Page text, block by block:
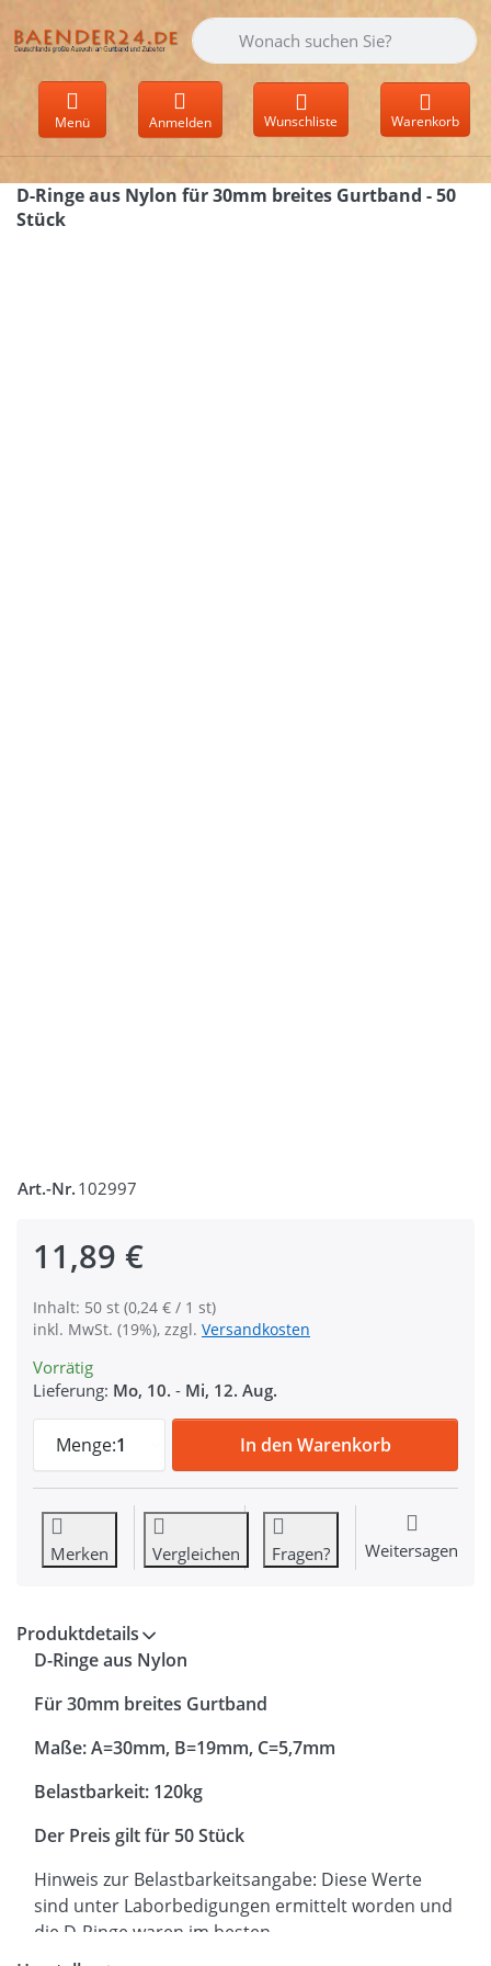
Geben Sie einen Suchbegriff ein.
Menü Anmelden Wunschliste Warenkorb
D-Ringe aus Nylon für 30mm breites Gurtband - 50
Stück
Art.-Nr. 102997
11,89 €
Inhalt: 50 st (0,24 € / 1 st)
inkl. MwSt. (19%), zzgl. Versandkosten
Vorrätig
Lieferung: Mo, 10. - Mi, 12. Aug.
Menge:1
D-Ringe aus Nylon für 30mm breites
In den Warenkorb
Merken Vergleichen Fragen? Weitersagen
Produktdetails
D-Ringe aus Nylon
Für 30mm breites Gurtband
Maße: A=30mm, B=19mm, C=5,7mm
Belastbarkeit: 120kg
Der Preis gilt für 50 Stück
Hinweis zur Belastbarkeitsangabe: Diese Werte
sind unter Laborbedigungen ermittelt worden und
die D-Ringe waren im besten
Konditionierungszustand. Daher bitte diese Werte